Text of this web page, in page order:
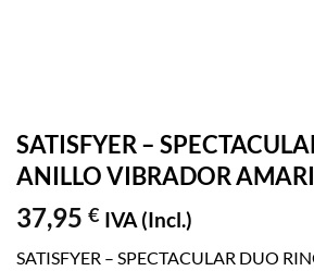
SATISFYER –
ANILLO VIBRADOR
37,95 € IVA (Incl.)
SATISFYER – SPECTACULAR DUO